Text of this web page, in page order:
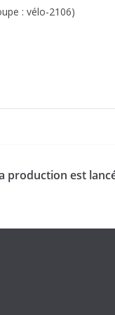
: vélo-2106)
production est